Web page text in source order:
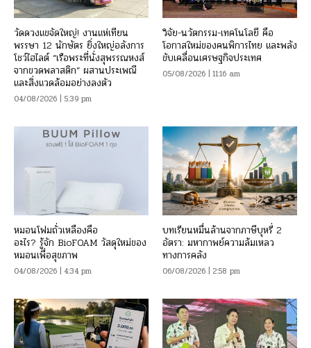
วัดดวงแขจัดใหญ่! งานแห่เทียน
พรรษา 12 นักษัตร ยิ่งใหญ่อลังการ
โชว์ไฮไลต์ “เรือพระที่นั่งสุพรรณหงส์
จากขวดพลาสติก” ผสานประเพณี
และสิ่งแวดล้อมอย่างลงตัว
04/08/2026 | 5:39 pm
วิจัย-นวัตกรรม-เทคโนโลยี คือ
โอกาสใหม่ของคนพิการไทย และพลัง
ขับเคลื่อนเศรษฐกิจประเทศ
05/08/2026 | 11:16 am
หมอนโฟมถั่วเหลืองคือ
อะไร? รู้จัก BioFOAM วัสดุใหม่ของ
หมอนเพื่อสุขภาพ
04/08/2026 | 4:34 pm
บทเรียนหมื่นล้านจากภาษีบุหรี่ 2
อัตรา: มหากาพย์ความล้มเหลว
ทางการคลัง
06/08/2026 | 2:58 pm